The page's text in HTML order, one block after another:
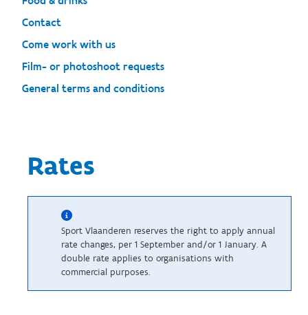
Contact
Come work with us
Film- or photoshoot requests
General terms and conditions
Rates
Sport Vlaanderen reserves the right to apply annual
rate changes, per 1 September and/or 1 January. A
double rate applies to organisations with
commercial purposes.